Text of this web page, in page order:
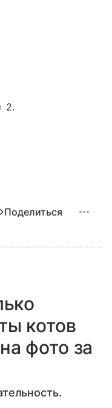
2.
Поделиться
котов
фото за